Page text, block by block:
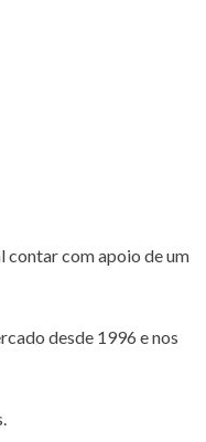
contar com apoio de um
desde 1996 e nos